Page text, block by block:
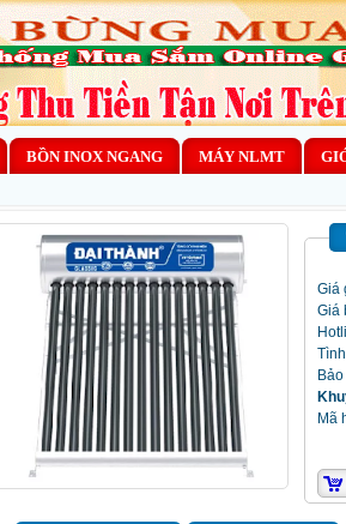
BỒN INOX NGANG MÁY NLMT
Giá
Giá
Mã